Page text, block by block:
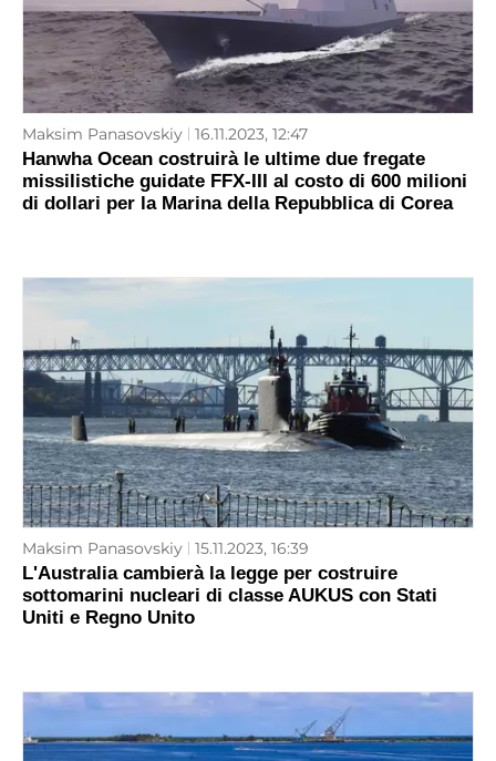
Maksim Panasovskiy 16.11.2023, 12:47
Hanwha Ocean costruirà le ultime due fregate
missilistiche guidate FFX-III al costo di 600 milioni
di dollari per la Marina della Repubblica di Corea
Maksim Panasovskiy 15.11.2023, 16:39
L'Australia cambierà la legge per costruire
sottomarini nucleari di classe AUKUS con Stati
Uniti e Regno Unito